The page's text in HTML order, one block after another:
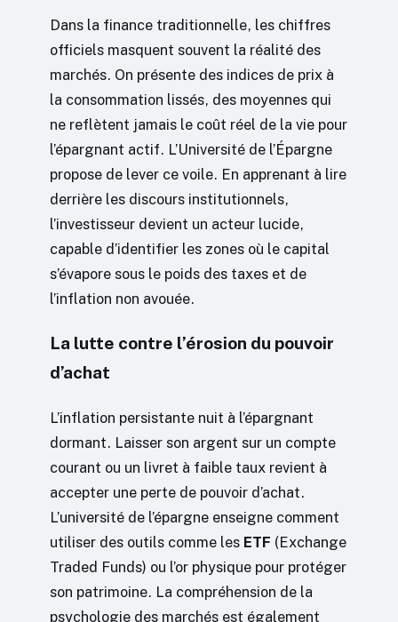
Dans la finance traditionnelle, les chiffres
officiels masquent souvent la réalité des
marchés. On présente des indices de prix à
la consommation lissés, des moyennes qui
ne reflètent jamais le coût réel de la vie pour
l’épargnant actif. L’Université de l’Épargne
propose de lever ce voile. En apprenant à lire
derrière les discours institutionnels,
l’investisseur devient un acteur lucide,
capable d’identifier les zones où le capital
s’évapore sous le poids des taxes et de
l’inflation non avouée.
La lutte contre l’érosion du pouvoir
d’achat
L’inflation persistante nuit à l’épargnant
dormant. Laisser son argent sur un compte
courant ou un livret à faible taux revient à
accepter une perte de pouvoir d’achat.
L’université de l’épargne enseigne comment
utiliser des outils comme les ETF (Exchange
Traded Funds) ou l’or physique pour protéger
son patrimoine. La compréhension de la
psychologie des marchés est également